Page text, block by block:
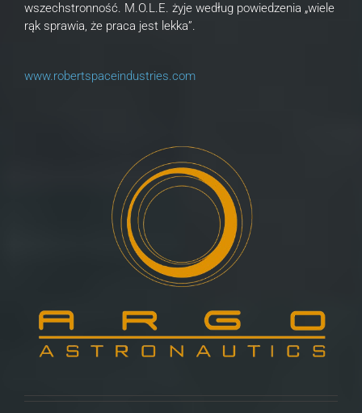
wszechstronność. M.O.L.E. żyje według powiedzenia „wiele
rąk sprawia, że praca jest lekka”.
www.robertspaceindustries.com